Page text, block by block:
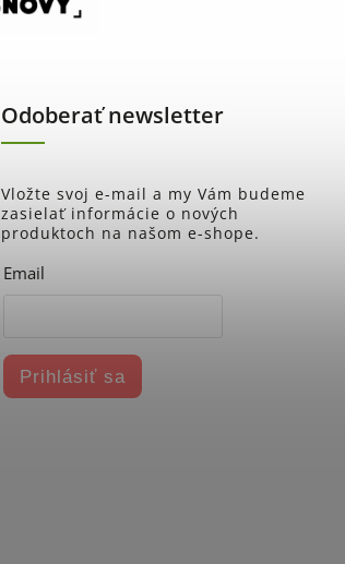
Odoberať newsletter
Vložte svoj e-mail a my Vám budeme
zasielať informácie o nových
produktoch na našom e-shope.
Email
Prihlásiť sa